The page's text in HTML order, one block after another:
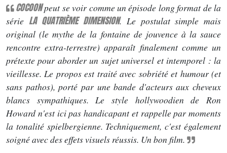
COCOONpeut se voir comme un épisode long format de la
série LA QUATRIÈME DIMENSION. Le postulat simple mais
original (le mythe de la fontaine de jouvence à la sauce
rencontre extra-terrestre) apparaît finalement comme un
prétexte pour aborder un sujet universel et intemporel : la
vieillesse. Le propos est traité avec sobriété et humour (et
sans pathos), porté par une bande d'acteurs aux cheveux
blancs sympathiques. Le style hollywoodien de Ron
Howard n'est ici pas handicapant et rappelle par moments
la tonalité spielbergienne. Techniquement, c'est également
soigné avec des effets visuels réussis. Un bon film.